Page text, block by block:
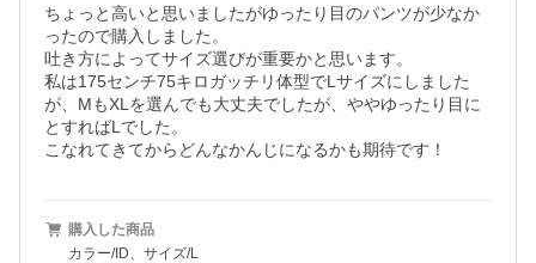
ちょっと高いと思いましたがゆったり目のパンツが少なか
ったので購入しました。
吐き方によってサイズ選びが重要かと思います。
私は175センチ75キロガッチリ体型でLサイズにしました
が、MもXLを選んでも大丈夫でしたが、ややゆったり目に
とすればLでした。
こなれてきてからどんなかんじになるかも期待です！
購入した商品
カラー/ID、サイズ/L